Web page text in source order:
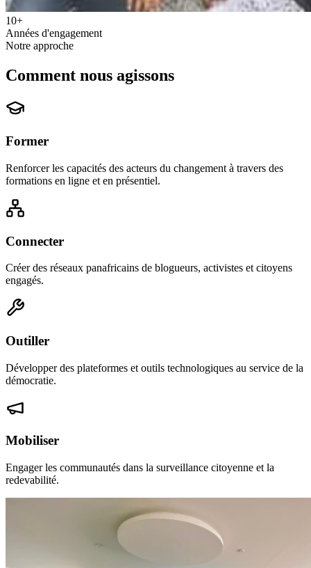
10+
Années d'engagement
Notre approche
Comment nous agissons
Former
Renforcer les capacités des acteurs du changement à travers des
formations en ligne et en présentiel.
Connecter
Créer des réseaux panafricains de blogueurs, activistes et citoyens
engagés.
Outiller
Développer des plateformes et outils technologiques au service de la
démocratie.
Mobiliser
Engager les communautés dans la surveillance citoyenne et la
redevabilité.